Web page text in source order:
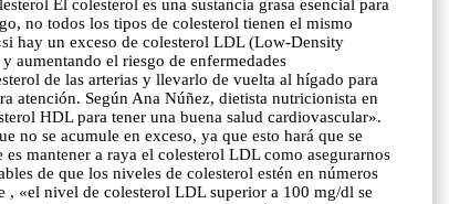
El colesterol es una sustancia grasa esencial para
no todos los tipos de colesterol tienen el mismo
hay un exceso de colesterol LDL (Low-Density
aumentando el riesgo de enfermedades
de las arterias y llevarlo de vuelta al hígado para
atención. Según Ana Núñez, dietista nutricionista en
HDL para tener una buena salud cardiovascular».
no se acumule en exceso, ya que esto hará que se
mantener a raya el colesterol LDL como asegurarnos
de que los niveles de colesterol estén en números
, «el nivel de colesterol LDL superior a 100 mg/dl se